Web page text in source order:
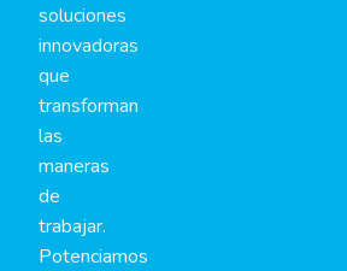
soluciones
innovadoras
que
transforman
las
maneras
de
trabajar.
Potenciamos